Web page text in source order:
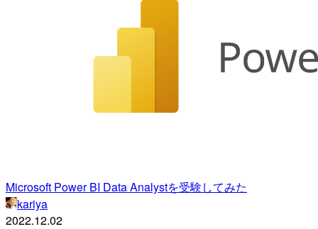
Microsoft Power BI Data Analystを受験してみた
kariya
2022.12.02